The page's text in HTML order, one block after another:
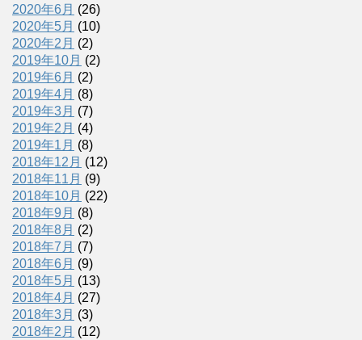
2020年6月 (26)
2020年5月 (10)
2020年2月 (2)
2019年10月 (2)
2019年6月 (2)
2019年4月 (8)
2019年3月 (7)
2019年2月 (4)
2019年1月 (8)
2018年12月 (12)
2018年11月 (9)
2018年10月 (22)
2018年9月 (8)
2018年8月 (2)
2018年7月 (7)
2018年6月 (9)
2018年5月 (13)
2018年4月 (27)
2018年3月 (3)
2018年2月 (12)